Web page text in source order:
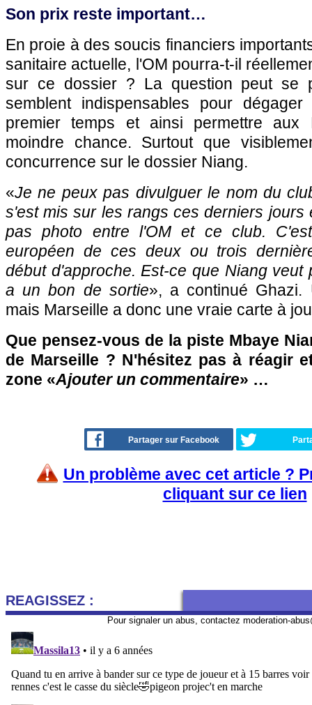
Son prix reste important…
En proie à des soucis financiers
sanitaire actuelle, l'OM pourra-t-il
sur ce dossier ? La question peut se
semblent indispensables pour
premier temps et ainsi permettre aux
moindre chance. Surtout que
concurrence sur le dossier Niang.
«Je ne peux pas divulguer le nom du
s'est mis sur les rangs ces derniers jours
pas photo entre l'OM et ce club.
européen de ces deux ou trois
début d'approche. Est-ce que Niang veut
a un bon de sortie», a continué Ghazi.
mais Marseille a donc une vraie carte à
Que pensez-vous de la piste Mbaye
de Marseille ? N'hésitez pas à réagir
zone «Ajouter un commentaire» …
Partager sur Facebook
Un problème avec cet article ?
cliquant sur ce lien
REAGISSEZ :
Pour signaler un abus, contactez moderation-